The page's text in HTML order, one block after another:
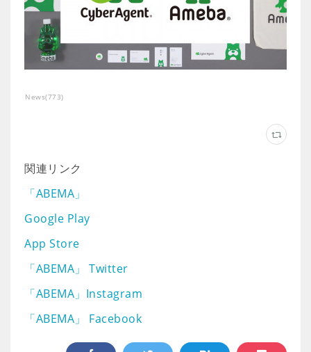
News(773)
関連リンク
「ABEMA」
Google Play
App Store
「ABEMA」 Twitter
「ABEMA」Instagram
「ABEMA」 Facebook